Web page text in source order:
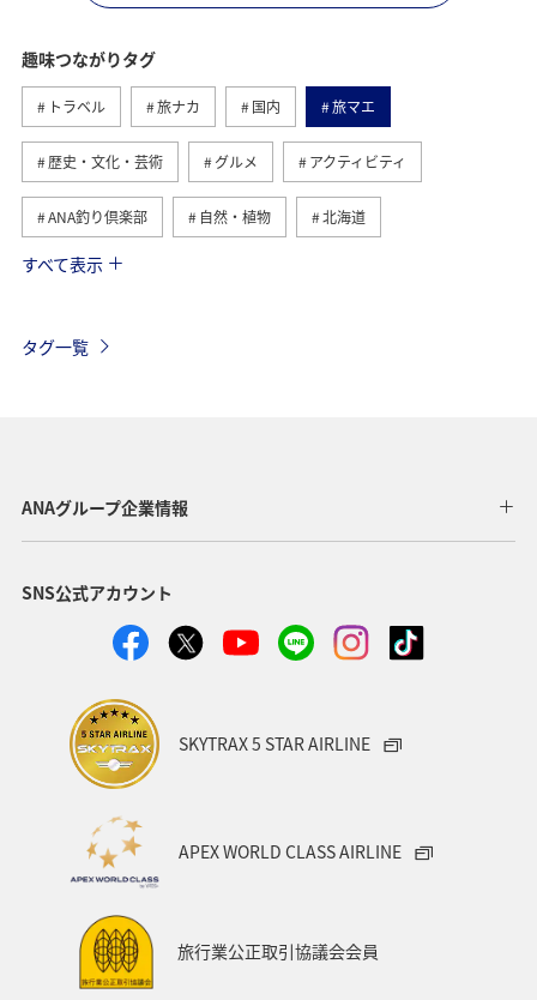
趣味つながりタグ
トラベル 旅ナカ 国内 旅マエ
歴史・文化・芸術 グルメ アクティビティ
ANA釣り倶楽部 自然・植物 北海道
釣り
沖縄 石川県 福島県 温泉 東京都
ANA CA's Note
ワーケーション カップル
スキー・スノボ
ワカサギ 東海地方
アメリカ
函館 京都府
ツアー ANAのサービス
ワーケーション（家族）
すべて表示
タグ一覧
ANAグループ企業情報
SNS公式アカウント
SKYTRAX 5 STAR AIRLINE
APEX WORLD CLASS AIRLINE
旅行業公正取引協議会会員